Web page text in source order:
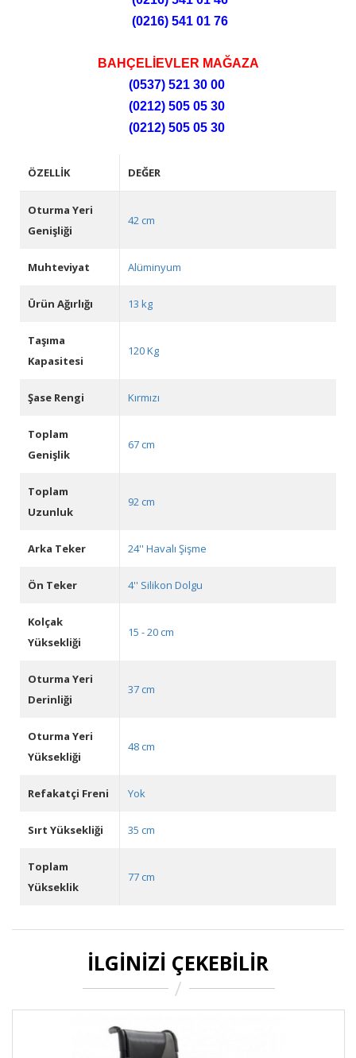
(0216) 541 01 76
BAHÇELİEVLER MAĞAZA
(0537) 521 30 00
(0212) 505 05 30
(0212) 505 05 30
ÖZELLIK DEĞER
Oturma Yeri
Genişliği
42 cm
Muhteviyat Alüminyum
Ürün Ağırlığı 13 kg
Taşıma
Kapasitesi
120 Kg
Şase Rengi Kırmızı
Toplam
Genişlik
67 cm
Toplam
Uzunluk
92 cm
Arka Teker 24'' Havalı Şişme
Ön Teker 4'' Silikon Dolgu
Kolçak
Yüksekliği
15 - 20 cm
Oturma Yeri
Derinliği
37 cm
Oturma Yeri
Yüksekliği
48 cm
Refakatçi Freni Yok
Sırt Yüksekliği 35 cm
Toplam
Yükseklik
77 cm
İLGINIZI ÇEKEBILIR